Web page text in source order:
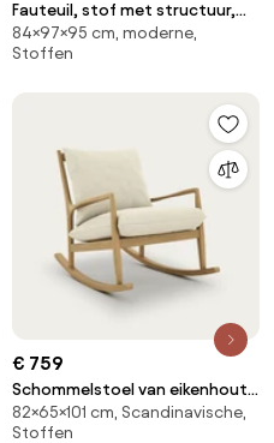
Fauteuil, stof met structuur,
Victor
84×97×95 cm, moderne,
Stoffen
€ 759
Schommelstoel van eikenhout,
fineer en linnen, Dilma
82×65×101 cm, Scandinavische,
Stoffen